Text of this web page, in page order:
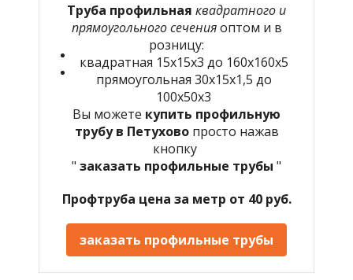
Труба профильная квадратного и
прямоугольного сеченияоптом и в
розницу:
квадратная 15х15х3 до 160х160х5
прямоугольная 30х15х1,5 до
100х50х3
Вы можете купить профильную
трубу в Петухово просто нажав
кнопку
" заказать профильные трубы "
Профтруба цена за метр от 40 руб.
заказать профильные трубы